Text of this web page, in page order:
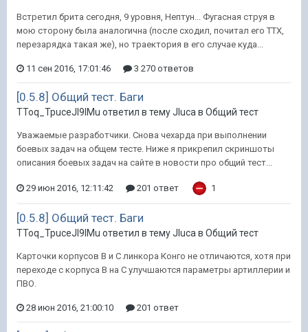
Встретил брита сегодня, 9 уровня, Нептун... Фугасная струя в
мою сторону была аналогична (после сходил, почитал его ТТХ,
перезарядка такая же), но траектория в его случае куда...
11 сен 2016, 17:01:46 3 270 ответов
[0.5.8] Общий тест. Баги
TToq_TpuceJI9IMu ответил в тему Jluca в Общий тест
Уважаемые разработчики. Снова чехарда при выполнении
боевых задач на общем тесте. Ниже я прикрепил скриншоты
описания боевых задач на сайте в новости про общий тест...
29 июн 2016, 12:11:42 201 ответ 1
[0.5.8] Общий тест. Баги
TToq_TpuceJI9IMu ответил в тему Jluca в Общий тест
Карточки корпусов B и C линкора Конго не отличаются, хотя при
переходе с корпуса B на C улучшаются параметры артиллерии и
ПВО.
28 июн 2016, 21:00:10 201 ответ